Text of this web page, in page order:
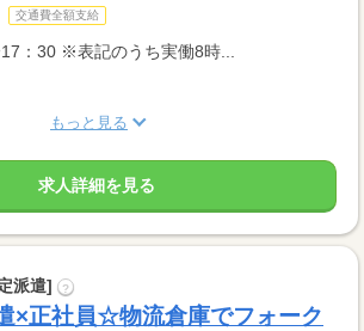
交通費全額支給
17：30 ※表記のうち実働8時...
もっと見る
求人詳細を見る
派遣] ?
×正社員☆物流倉庫でフォーク